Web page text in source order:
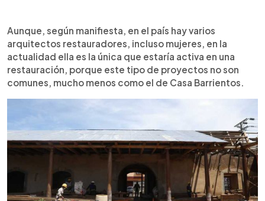
Aunque, según manifiesta, en el país hay varios
arquitectos restauradores, incluso mujeres, en la
actualidad ella es la única que estaría activa en una
restauración, porque este tipo de proyectos no son
comunes, mucho menos como el de Casa Barrientos.